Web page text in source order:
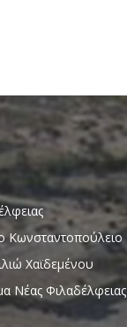
Κωνσταντοπούλειο
Χαϊδεμένου
Νέας Φιλαδέλφειας